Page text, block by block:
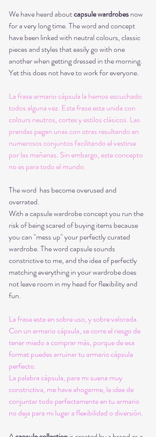
We have heard about capsule wardrobes now
for a very long time. The word and concept
have been linked with neutral colours, classic
pieces and styles that easily go with one
another when getting dressed in the morning.
Yet this does not have to work for everyone.
La frase armario cápsula la hemos escuchado
todos alguna vez. Esta frase esta unida con
colours neutros, cortes y estilos clásicos. Las
prendas pegan unas con otras resultando en
numerosos conjuntos facilitando el vestirse
por las mañanas. Sin embargo, este concepto
no es para todo el mundo.
The word  has become overused and
overrated.
With a capsule wardrobe concept you run the
risk of being scared of buying items because
you can "mess up" your perfectly curated
wardrobe. The word capsule sounds
constrictive to me, and the idea of perfectly
matching everything in your wardrobe does
not leave room in my head for flexibility and
fun.
La frase esta en sobre uso, y sobre valorada.
Con un armario cápsula, se corre el riesgo de
tener miedo a comprar más, porque de esa
format puedes arruinar tu armario cápsula
perfecto.
La palabra cápsula, para mi suena muy
constrictiva, me have ahogarme, la idea de
conjuntar todo perfectamente en tu armario
no deja para mi lugar a flexibilidad o diversión.